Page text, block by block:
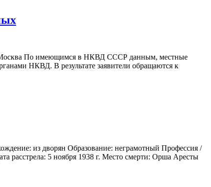
Москва По имеющимся в НКВД СССР данным, местные
НКВД. В результате заявители обращаются к
из дворян Образование: неграмотный Профессия /
расстрела: 5 ноября 1938 г. Место смерти: Орша Аресты